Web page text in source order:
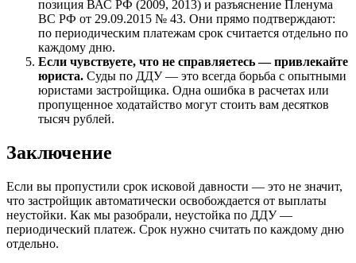
позиция ВАС РФ (2009, 2013) и разъяснение Пленума
ВС РФ от 29.09.2015 № 43. Они прямо подтверждают:
по периодическим платежам срок считается отдельно по
каждому дню.
Если чувствуете, что не справляетесь — привлекайте
юриста. Суды по ДДУ — это всегда борьба с опытными
юристами застройщика. Одна ошибка в расчетах или
пропущенное ходатайство могут стоить вам десятков
тысяч рублей.
Заключение
Если вы пропустили срок исковой давности — это не значит,
что застройщик автоматически освобождается от выплаты
неустойки. Как мы разобрали, неустойка по ДДУ —
периодический платеж. Срок нужно считать по каждому дню
отдельно.